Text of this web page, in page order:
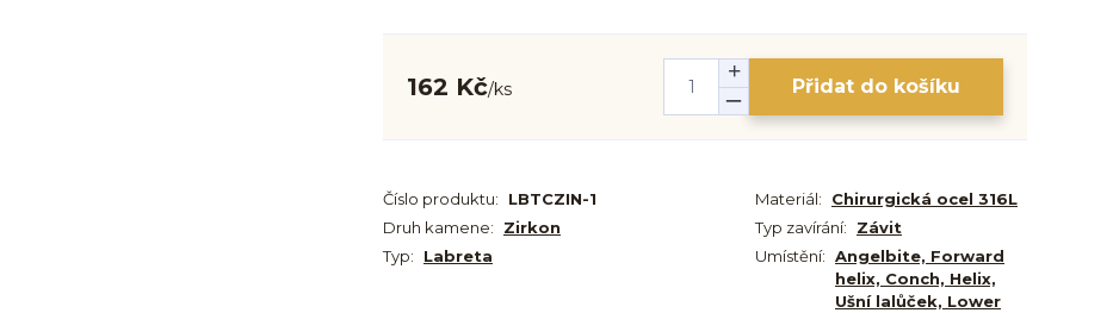
162 Kč/ks Přidat do košíku
Číslo produktu: LBTCZIN-1 Materiál:
Chirurgická ocel 316L
Druh kamene:
Zirkon Typ zavírání:
Závit
Typ:
Labreta Umístění: Angelbite, Forward
helix, Conch, Helix,
Ušní lalůček, Lower